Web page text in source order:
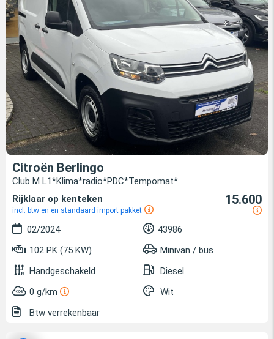
Citroën Berlingo
Club M L1*Klima*radio*PDC*Tempomat*
Rijklaar op kenteken
incl. btw en en standaard import pakket
15.600
02/2024
43986
102 PK (75 KW)
Minivan / bus
Handgeschakeld
Diesel
0 g/km
Wit
Btw verrekenbaar